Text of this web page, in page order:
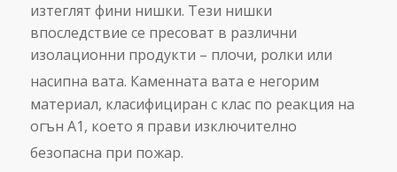
изтеглят фини нишки. Тези нишки
впоследствие се пресоват в различни
изолационни продукти – плочи, ролки или
насипна вата. Каменната вата е негорим
материал, класифициран с клас по реакция на
огън А1, което я прави изключително
безопасна при пожар.